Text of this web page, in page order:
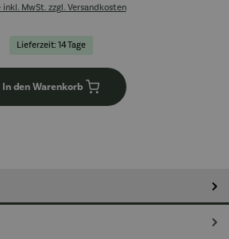
inkl. MwSt. zzgl. Versandkosten
Lieferzeit: 14 Tage
In den Warenkorb